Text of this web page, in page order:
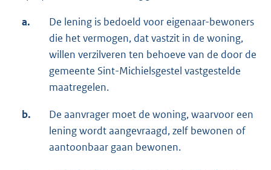
a.
De lening is bedoeld voor eigenaar-bewoners
die het vermogen, dat vastzit in de woning,
willen verzilveren ten behoeve van de door de
gemeente Sint-Michielsgestel vastgestelde
maatregelen.
b.
De aanvrager moet de woning, waarvoor een
lening wordt aangevraagd, zelf bewonen of
aantoonbaar gaan bewonen.